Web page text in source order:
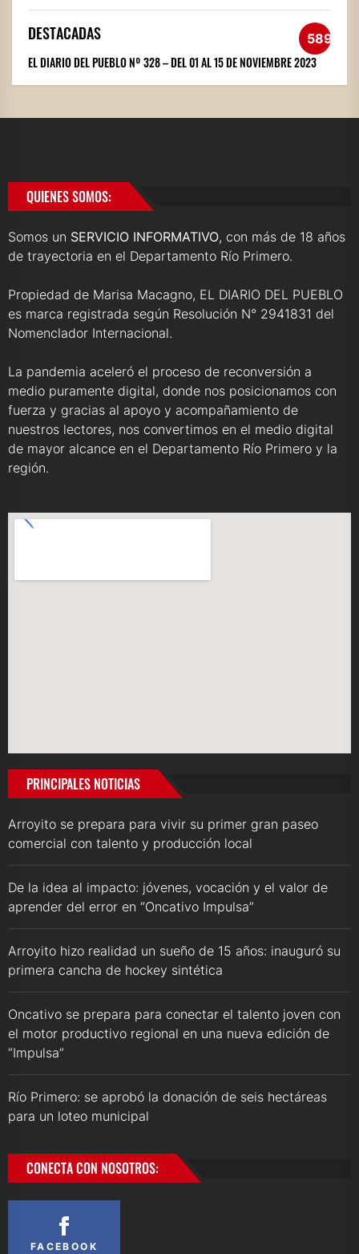
DESTACADAS 589
EL DIARIO DEL PUEBLO Nº 328 – DEL 01 AL 15 DE NOVIEMBRE 2023
QUIENES SOMOS:
Somos un SERVICIO INFORMATIVO, con más de 18 años
de trayectoria en el Departamento Río Primero.
Propiedad de Marisa Macagno, EL DIARIO DEL PUEBLO
es marca registrada según Resolución N° 2941831 del
Nomenclador Internacional.
La pandemia aceleró el proceso de reconversión a
medio puramente digital, donde nos posicionamos con
fuerza y gracias al apoyo y acompañamiento de
nuestros lectores, nos convertimos en el medio digital
de mayor alcance en el Departamento Río Primero y la
región.
PRINCIPALES NOTICIAS
Arroyito se prepara para vivir su primer gran paseo
comercial con talento y producción local
De la idea al impacto: jóvenes, vocación y el valor de
aprender del error en “Oncativo Impulsa”
Arroyito hizo realidad un sueño de 15 años: inauguró su
primera cancha de hockey sintética
Oncativo se prepara para conectar el talento joven con
el motor productivo regional en una nueva edición de
“Impulsa”
Río Primero: se aprobó la donación de seis hectáreas
para un loteo municipal
CONECTA CON NOSOTROS:
FACEBOOK